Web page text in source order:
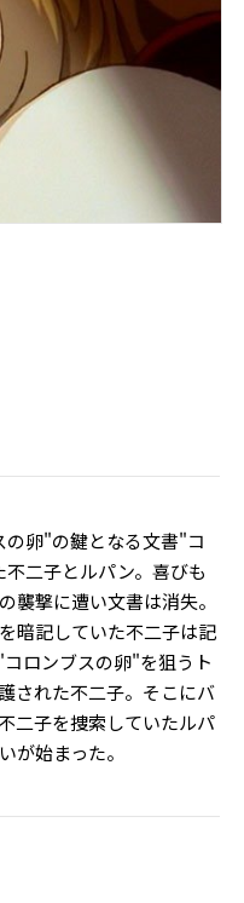
卵"の鍵となる文書"コ
二子とルパン。喜びも
襲撃に遭い文書は消失。
暗記していた不二子は記
ロンブスの卵"を狙うト
された不二子。そこにバ
二子を捜索していたルパ
が始まった。